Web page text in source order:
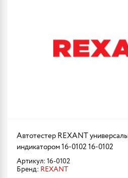
Автотестер REXANT
индикатором 16-0102 16-0102
Артикул: 16-0102
Бренд: REXANT